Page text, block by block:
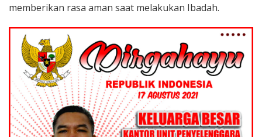
memberikan rasa aman saat melakukan Ibadah.